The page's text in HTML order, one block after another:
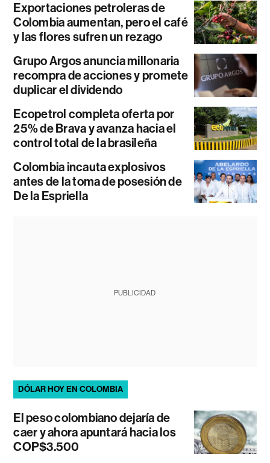
Exportaciones petroleras de
Colombia aumentan, pero el café
y las flores sufren un rezago
Grupo Argos anuncia millonaria
recompra de acciones y promete
duplicar el dividendo
Ecopetrol completa oferta por
25% de Brava y avanza hacia el
control total de la brasileña
Colombia incauta explosivos
antes de la toma de posesión de
De la Espriella
PUBLICIDAD
DÓLAR HOY EN COLOMBIA
El peso colombiano dejaría de
caer y ahora apuntará hacia los
COP$3.500